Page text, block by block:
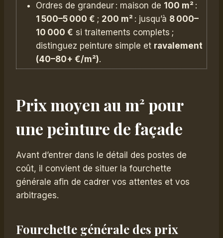
Ordres de grandeur : maison de 100 m² :
1 500–5 000 € ; 200 m² : jusqu’à 8 000–
10 000 € si traitements complets ;
distinguez peinture simple et ravalement
(40–80+ €/m²).
Prix moyen au m² pour
une peinture de façade
Avant d’entrer dans le détail des postes de
coût, il convient de situer la fourchette
générale afin de cadrer vos attentes et vos
arbitrages.
Fourchette générale des prix